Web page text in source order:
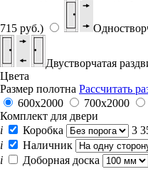
715 руб.)
Двустворчатая
Цвета
Размер полотна Рассчитать
600x2000
700x2000
Комплект для двери
i
Коробка
3
i
Наличник
i
Доборная доска